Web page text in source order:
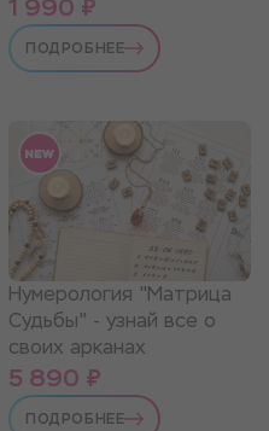
1 990 ₽
ПОДРОБНЕЕ
Нумерология "Матрица
Судьбы" - узнай все о
своих арканах
5 890 ₽
ПОДРОБНЕЕ